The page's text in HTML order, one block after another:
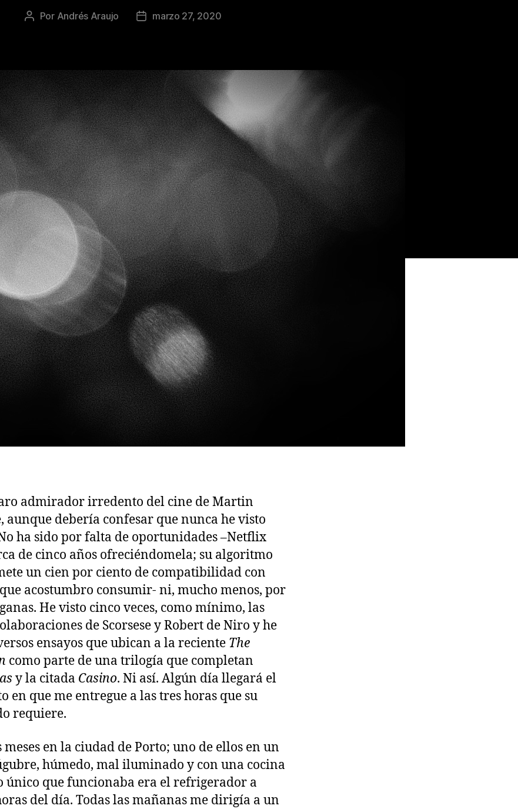
Autor
Por Andrés Araujo
Fechamarzo 27, 2020
admirador irredento del cine de Martin
aunque debería confesar que nunca he visto
ha sido por falta de oportunidades –Netflix
de cinco años ofreciéndomela; su algoritmo
un cien por ciento de compatibilidad con
acostumbro consumir- ni, mucho menos, por
He visto cinco veces, como mínimo, las
de Scorsese y Robert de Niro y he
ensayos que ubican a la reciente The
como parte de una trilogía que completan
y la citada Casino. Ni así. Algún día llegará el
en que me entregue a las tres horas que su
requiere.
meses en la ciudad de Porto; uno de ellos en un
húmedo, mal iluminado y con una cocina
único que funcionaba era el refrigerador a
del día. Todas las mañanas me dirigía a un